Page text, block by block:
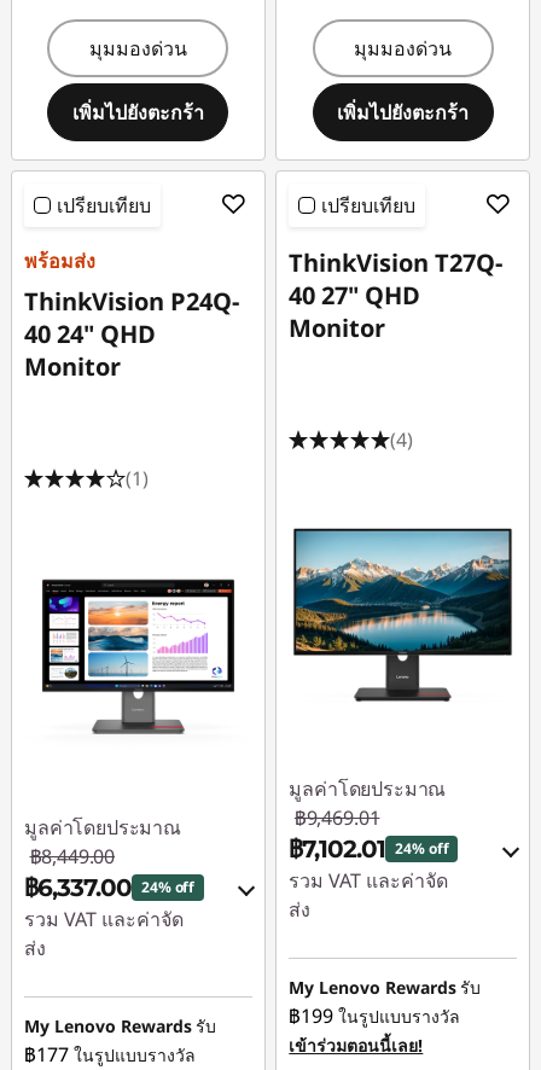
มุมมองด่วน
เพิ่มไปยังตะกร้า
มุมมองด่วน
เพิ่มไปยังตะกร้า
เปรียบเทียบ
พร้อมส่ง
ThinkVision P24Q-
40 24" QHD
Monitor
(1)
มูลค่าโดยประมาณ
฿8,449.00
฿6,337.00 24% off
รวม VAT และค่าจัด
ส่ง
ประหยัดทันที :-
฿844.90
หรือ
My Lenovo Rewardsรับ
฿177 ในรูปแบบรางวัล
เปรียบเทียบ
ThinkVision T27Q-
40 27" QHD
Monitor
(4)
มูลค่าโดยประมาณ
฿9,469.01
฿7,102.01 24% off
รวม VAT และค่าจัด
ส่ง
ประหยัดทันที :-
฿946.90
หรือ
My Lenovo Rewardsรับ
฿199 ในรูปแบบรางวัล
เข้าร่วมตอนนี้เลย!